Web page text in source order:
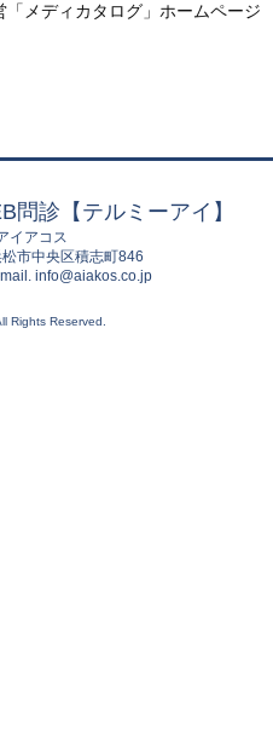
メディカタログ」ホームページ
問診【テルミーアイ】
イアコス
市中央区積志町846
info@aiakos.co.jp
Rights Reserved.